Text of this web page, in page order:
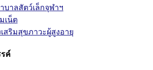
บาลสัตว์เล็กจุฬาฯ
เน็ต
สริมสุขภาวะผู้สูงอายุ
ค์